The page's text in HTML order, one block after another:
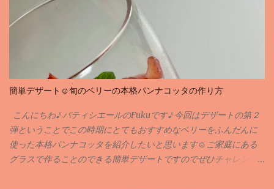
簡単デザート☺️旬のベリーの本格パンナコッタの作り方
こんにちわ♪ パティシエールのFukuです♪ 今回はデザートの第２
弾ということでこの時期にとてもおすすめなベリーをふんだんに
使った本格パンナコッタを紹介したいと思います☺️ご家庭にある
グラスで作ることのできる簡単デザートですのでぜひチャレンジ